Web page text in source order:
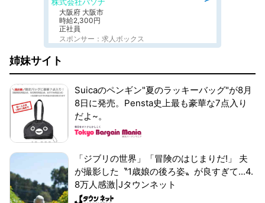
株式会社パソナ
大阪府 大阪市
時給2,300円
正社員
スポンサー：求人ボックス
姉妹サイト
Suicaのペンギン"夏のラッキーバッグ"が8月
8日に発売。Pensta史上最も豪華な7点入り
だよ~。
「ジブリの世界」「冒険のはじまりだ!」 夫
が撮影した〝1歳娘の後ろ姿〟が良すぎて...4.
8万人感激|Jタウンネット